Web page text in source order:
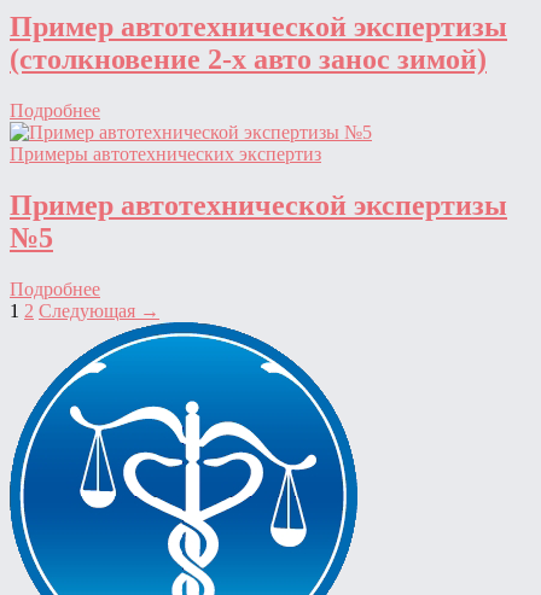
Пример автотехнической экспертизы
(столкновение 2-х авто занос зимой)
Подробнее
Примеры автотехнических экспертиз
Пример автотехнической экспертизы
№5
Подробнее
Пагинация
записей
1 2 Следующая →